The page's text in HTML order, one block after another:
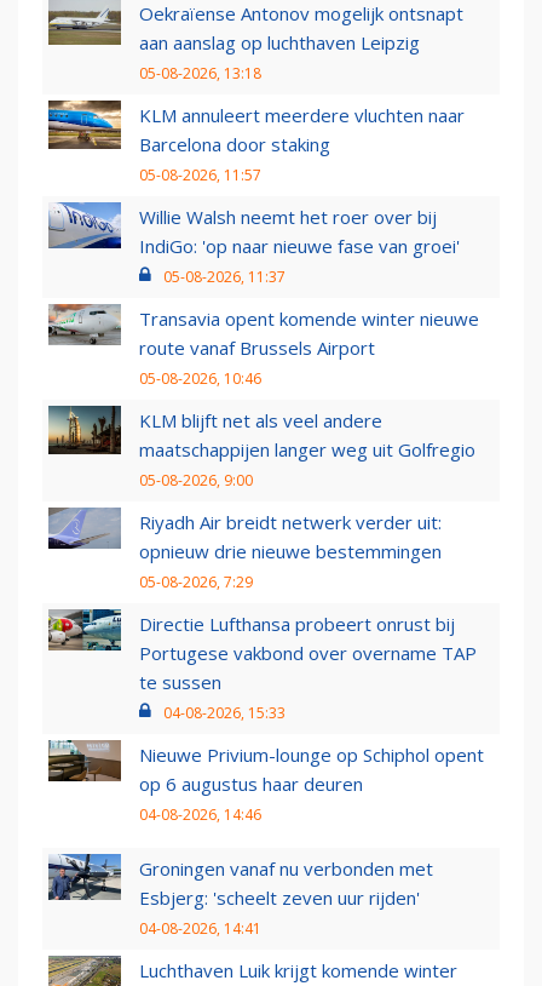
Oekraïense Antonov mogelijk ontsnapt
aan aanslag op luchthaven Leipzig
05-08-2026, 13:18
KLM annuleert meerdere vluchten naar
Barcelona door staking
05-08-2026, 11:57
Willie Walsh neemt het roer over bij
IndiGo: 'op naar nieuwe fase van groei'
05-08-2026, 11:37
Transavia opent komende winter nieuwe
route vanaf Brussels Airport
05-08-2026, 10:46
KLM blijft net als veel andere
maatschappijen langer weg uit Golfregio
05-08-2026, 9:00
Riyadh Air breidt netwerk verder uit:
opnieuw drie nieuwe bestemmingen
05-08-2026, 7:29
Directie Lufthansa probeert onrust bij
Portugese vakbond over overname TAP
te sussen
04-08-2026, 15:33
Nieuwe Privium-lounge op Schiphol opent
op 6 augustus haar deuren
04-08-2026, 14:46
Groningen vanaf nu verbonden met
Esbjerg: 'scheelt zeven uur rijden'
04-08-2026, 14:41
Luchthaven Luik krijgt komende winter